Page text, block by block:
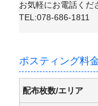
お気軽にお電話くだ
TEL:078-686-1811
ポスティング料
配布枚数/エリア